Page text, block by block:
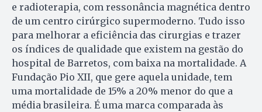
e radioterapia, com ressonância magnética dentro
de um centro cirúrgico supermoderno. Tudo isso
para melhorar a eficiência das cirurgias e trazer
os índices de qualidade que existem na gestão do
hospital de Barretos, com baixa na mortalidade. A
Fundação Pio XII, que gere aquela unidade, tem
uma mortalidade de 15% a 20% menor do que a
média brasileira. É uma marca comparada às